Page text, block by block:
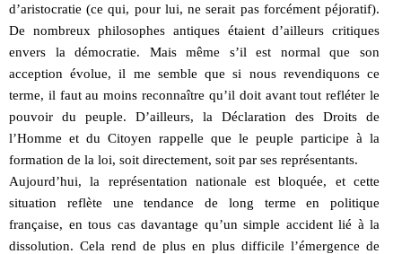
d’aristocratie (ce qui, pour lui, ne serait pas forcément péjoratif).
De nombreux philosophes antiques étaient d’ailleurs critiques
envers la démocratie. Mais même s’il est normal que son
acception évolue, il me semble que si nous revendiquons ce
terme, il faut au moins reconnaître qu’il doit avant tout refléter le
pouvoir du peuple. D’ailleurs, la Déclaration des Droits de
l’Homme et du Citoyen rappelle que le peuple participe à la
formation de la loi, soit directement, soit par ses représentants.
Aujourd’hui, la représentation nationale est bloquée, et cette
situation reflète une tendance de long terme en politique
française, en tous cas davantage qu’un simple accident lié à la
dissolution. Cela rend de plus en plus difficile l’émergence de